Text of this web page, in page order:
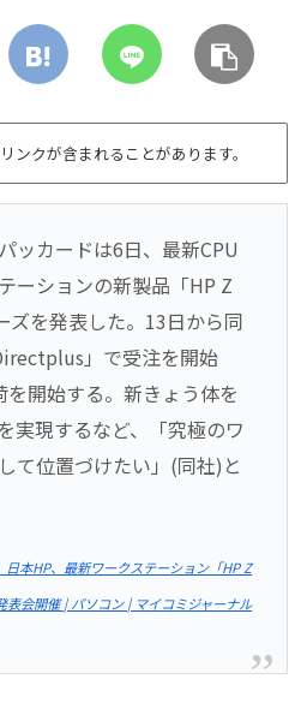
ンクが含まれることがあります。
ッカードは6日、最新CPU
ーションの新製品「HP Z
を発表した。13日から同
」で受注を開始
を開始する。新きょう体を
実現するなど、「究極のワ
て位置づけたい」(同社)と
日本HP、最新ワークステーション「HP Z
会開催 | パソコン | マイコミジャーナル